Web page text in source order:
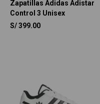
Zapatillas Adidas Adistar
Control 3 Unisex
S/399.00